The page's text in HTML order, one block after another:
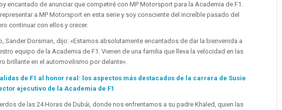
encantado de anunciar que competiré con MP Motorsport para la Academia de F1.
a MP Motorsport en esta serie y soy consciente del increíble pasado del
continuar con ellos y crecer.
Sander Dorsman, dijo: «Estamos absolutamente encantados de dar la bienvenida a
equipo de la Academia de F1. Vienen de una familia que lleva la velocidad en las
brillante en el automovilismo por delante».
de F1 al honor real: los aspectos más destacados de la carrera de Susie
ejecutivo de la Academia de F1
de las 24 Horas de Dubái, donde nos enfrentamos a su padre Khaled, quien las